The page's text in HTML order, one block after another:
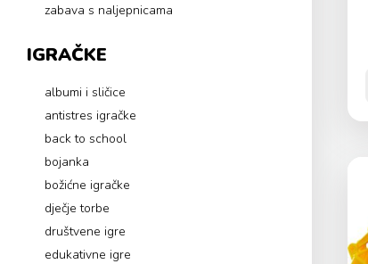
zabava s naljepnicama
IGRAČKE
albumi i sličice
antistres igračke
back to school
bojanka
božićne igračke
dječje torbe
društvene igre
edukativne igre